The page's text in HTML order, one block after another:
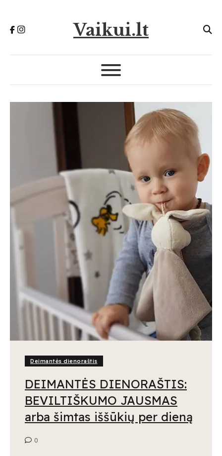
Vaikui.lt
Deimantės dienoraštis
DEIMANTĖS DIENORAŠTIS:
BEVILTIŠKUMO JAUSMAS
arba šimtas iššūkių per dieną
0